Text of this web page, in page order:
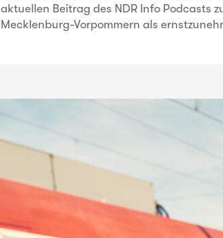
aktuellen Beitrag des NDR Info Podcasts
Mecklenburg-Vorpommern als